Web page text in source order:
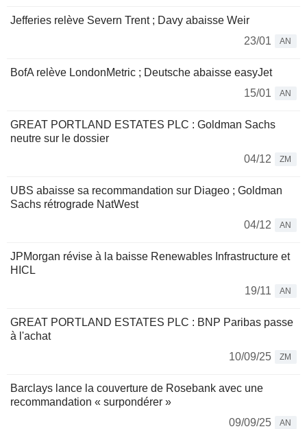
Jefferies relève Severn Trent ; Davy abaisse Weir
23/01
AN
BofA relève LondonMetric ; Deutsche abaisse easyJet
15/01
AN
GREAT PORTLAND ESTATES PLC : Goldman Sachs
neutre sur le dossier
04/12
ZM
UBS abaisse sa recommandation sur Diageo ; Goldman
Sachs rétrograde NatWest
04/12
AN
JPMorgan révise à la baisse Renewables Infrastructure et
HICL
19/11
AN
GREAT PORTLAND ESTATES PLC : BNP Paribas passe
à l'achat
10/09/25
ZM
Barclays lance la couverture de Rosebank avec une
recommandation « surpondérer »
09/09/25
AN